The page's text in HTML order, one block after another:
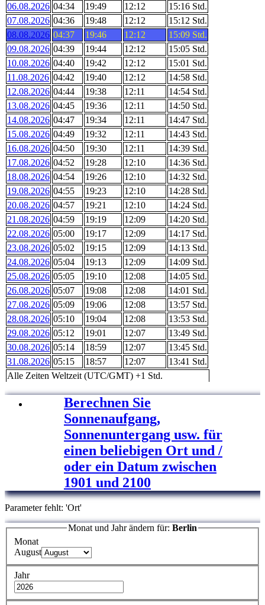
06.08.2026 04:34 19:49 12:12 15:16 Std.
07.08.2026 04:36 19:48 12:12 15:12 Std.
08.08.2026 04:37 19:46 12:12 15:09 Std.
09.08.2026 04:39 19:44 12:12 15:05 Std.
10.08.2026 04:40 19:42 12:12 15:01 Std.
11.08.2026 04:42 19:40 12:12 14:58 Std.
12.08.2026 04:44 19:38 12:11 14:54 Std.
13.08.2026 04:45 19:36 12:11 14:50 Std.
14.08.2026 04:47 19:34 12:11 14:47 Std.
15.08.2026 04:49 19:32 12:11 14:43 Std.
16.08.2026 04:50 19:30 12:11 14:39 Std.
17.08.2026 04:52 19:28 12:10 14:36 Std.
18.08.2026 04:54 19:26 12:10 14:32 Std.
19.08.2026 04:55 19:23 12:10 14:28 Std.
20.08.2026 04:57 19:21 12:10 14:24 Std.
21.08.2026 04:59 19:19 12:09 14:20 Std.
22.08.2026 05:00 19:17 12:09 14:17 Std.
23.08.2026 05:02 19:15 12:09 14:13 Std.
24.08.2026 05:04 19:13 12:09 14:09 Std.
25.08.2026 05:05 19:10 12:08 14:05 Std.
26.08.2026 05:07 19:08 12:08 14:01 Std.
27.08.2026 05:09 19:06 12:08 13:57 Std.
28.08.2026 05:10 19:04 12:08 13:53 Std.
29.08.2026 05:12 19:01 12:07 13:49 Std.
30.08.2026 05:14 18:59 12:07 13:45 Std.
31.08.2026 05:15 18:57 12:07 13:41 Std.
Alle Zeiten Weltzeit (UTC/GMT) +1 Std.
Berechnen Sie
Sonnenaufgang,
Sonnenuntergang usw. für
einen beliebigen Ort und /
oder ein Datum zwischen
1901 und 2100
Parameter fehlt: 'Ort'
Monat und Jahr ändern für: Berlin
Monat
August
Jahr